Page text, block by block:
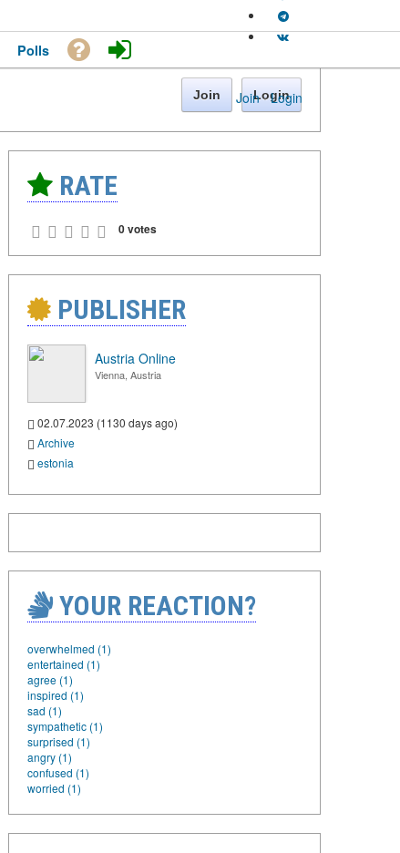
Join · Login
Polls
Join Login
RATE
0 votes
PUBLISHER
Austria Online
Vienna, Austria
02.07.2023 (1130 days ago)
Archive
estonia
YOUR REACTION?
overwhelmed (1)
entertained (1)
agree (1)
inspired (1)
sad (1)
sympathetic (1)
surprised (1)
angry (1)
confused (1)
worried (1)